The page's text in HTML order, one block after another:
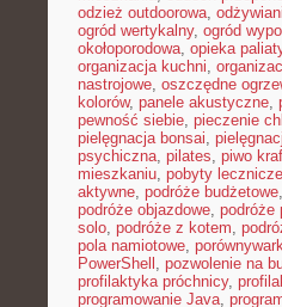
odzież outdoorowa,
ogród wertykalny, ogród
okołoporodowa, opieka
organizacja kuchni,
nastrojowe, oszczędne
kolorów, panele akustyczne,
pewność siebie, pieczenie
pielęgnacja bonsai,
psychiczna, pilates, piwo
mieszkaniu, pobyty lecznicze
aktywne, podróże budżetowe,
podróże objazdowe, podróże
solo, podróże z kotem,
pola namiotowe,
PowerShell , pozwolenie na
profilaktyka próchnicy,
programowanie Java,